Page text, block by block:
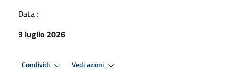
Data :
3 luglio 2026
Condividi Vedi azioni